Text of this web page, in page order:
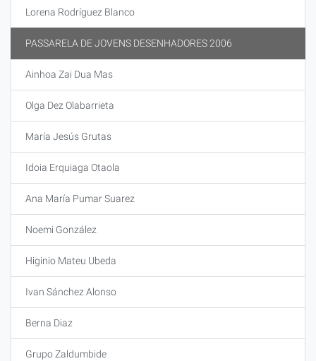
Lorena Rodríguez Blanco
PASSARELA DE JOVENS DESENHADORES 2006
Ainhoa Zai Dua Mas
Olga Dez Olabarrieta
María Jesús Grutas
Idoia Erquiaga Otaola
Ana María Pumar Suarez
Noemi González
Higinio Mateu Ubeda
Ivan Sánchez Alonso
Berna Diaz
Grupo Zaldumbide